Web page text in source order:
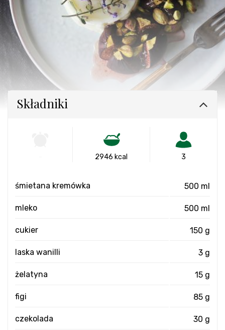
Składniki
2946 kcal 3
śmietana kremówka 500 ml
mleko 500 ml
cukier 150 g
laska wanilli 3 g
żelatyna 15 g
figi 85 g
czekolada 30 g